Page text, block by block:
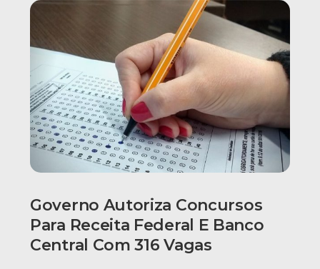
Governo Autoriza Concursos
Para Receita Federal E Banco
Central Com 316 Vagas